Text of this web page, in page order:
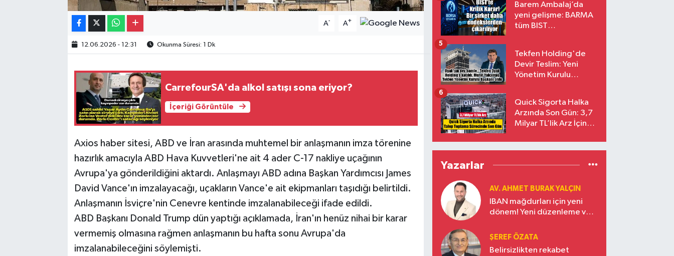
A- A+
12.06.2026 - 12:31 Okunma Süresi: 1 Dk
CarrefourSA'da alkol satışı sona eriyor?
İçeriği Görüntüle
Axios haber sitesi, ABD ve İran arasında muhtemel bir anlaşmanın imza törenine
hazırlık amacıyla ABD Hava Kuvvetleri'ne ait 4 ader C-17 nakliye uçağının
Avrupa'ya gönderildiğini aktardı. Anlaşmayı ABD adına Başkan Yardımcısı James
David Vance'ın imzalayacağı, uçakların Vance'e ait ekipmanları taşıdığı belirtildi.
Anlaşmanın İsviçre'nin Cenevre kentinde imzalanabileceği ifade edildi.
ABD Başkanı Donald Trump dün yaptığı açıklamada, İran'ın henüz nihai bir karar
vermemiş olmasına rağmen anlaşmanın bu hafta sonu Avrupa'da
imzalanabileceğini söylemişti.
Barem Ambalaj’da
yeni gelişme: BARMA
tüm BIST
Tekfen Holding'de
Devir Teslim: Yeni
Yönetim Kurulu
5
Quick Sigorta Halka
Arzında Son Gün: 3,7
Milyar TL’lik Arz İçin
Eriyor
6
Yazarlar
AV. AHMET BURAK YALÇIN
IBAN mağdurları için yeni
dönem! Yeni düzenleme ve
ŞEREF ÖZATA
Belirsizlikten rekabet